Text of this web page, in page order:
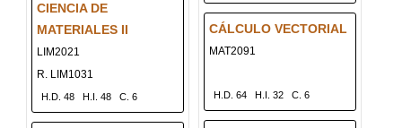
CIENCIA DE
MATERIALES II
LIM2021
R. LIM1031
H.D. 48 H.I. 48 C. 6
CÁLCULO VECTORIAL
MAT2091
H.D. 64 H.I. 32 C. 6